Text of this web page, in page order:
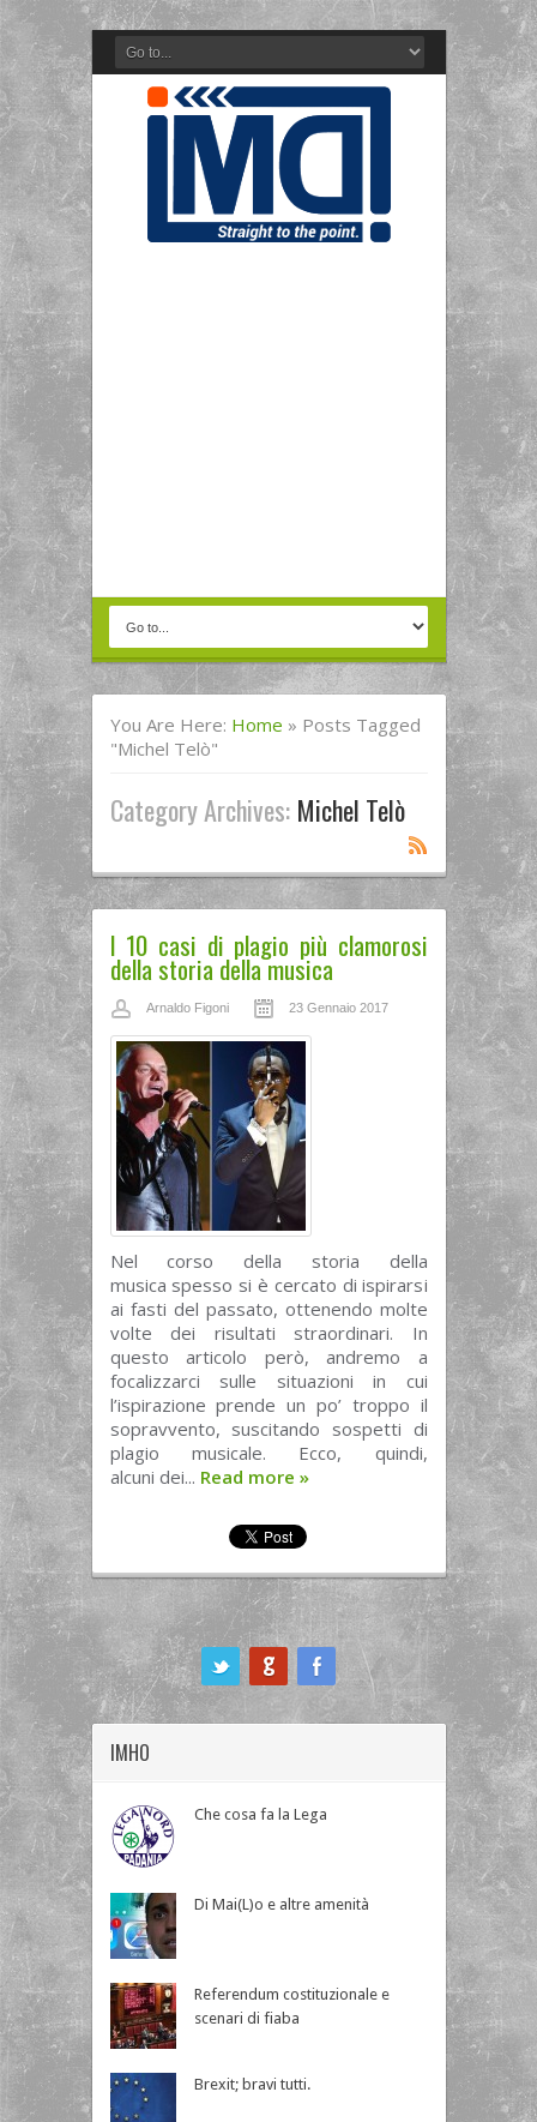
You Are Here: Home » Posts Tagged
"Michel Telò"
Category Archives: Michel Telò
I 10 casi di plagio più clamorosi
della storia della musica
Arnaldo Figoni 23 Gennaio 2017
Nel corso della storia della
musica spesso si è cercato di ispirarsi
ai fasti del passato, ottenendo molte
volte dei risultati straordinari. In
questo articolo però, andremo a
focalizzarci sulle situazioni in cui
l’ispirazione prende un po’ troppo il
sopravvento, suscitando sospetti di
plagio musicale. Ecco, quindi,
alcuni dei... Read more »
IMHO
Che cosa fa la Lega
Di Mai(L)o e altre amenità
Referendum costituzionale e
scenari di fiaba
Brexit; bravi tutti.